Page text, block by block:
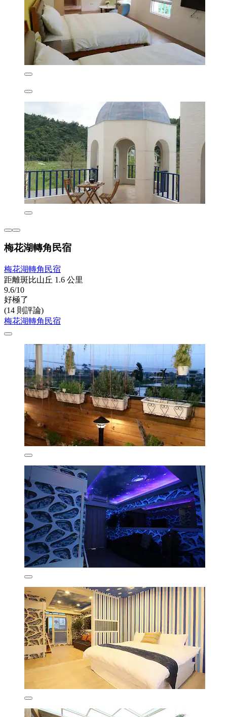
梅花湖轉角民宿
梅花湖轉角民宿
距離斑比山丘 1.6 公里
9.6/10
好極了
(14 則評論)
梅花湖轉角民宿